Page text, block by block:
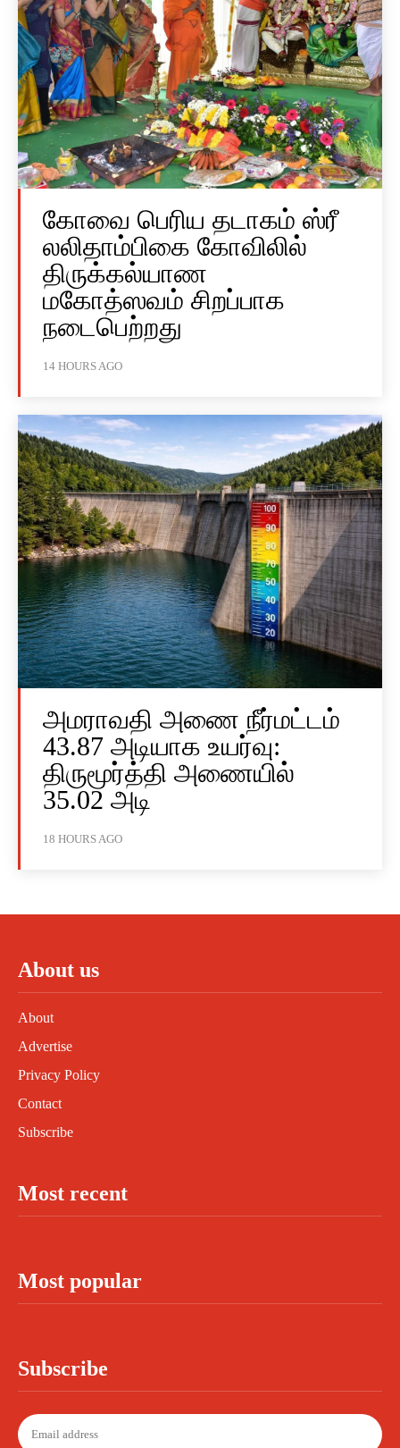
கோவை பெரிய தடாகம் ஸ்ரீ
லலிதாம்பிகை கோவிலில்
திருக்கல்யாண
மகோத்ஸவம் சிறப்பாக
நடைபெற்றது
14 HOURS AGO
அமராவதி அணை நீர்மட்டம்
43.87 அடியாக உயர்வு:
திருமூர்த்தி அணையில்
35.02 அடி
18 HOURS AGO
About us
About
Advertise
Privacy Policy
Contact
Subscribe
Most recent
Most popular
Subscribe